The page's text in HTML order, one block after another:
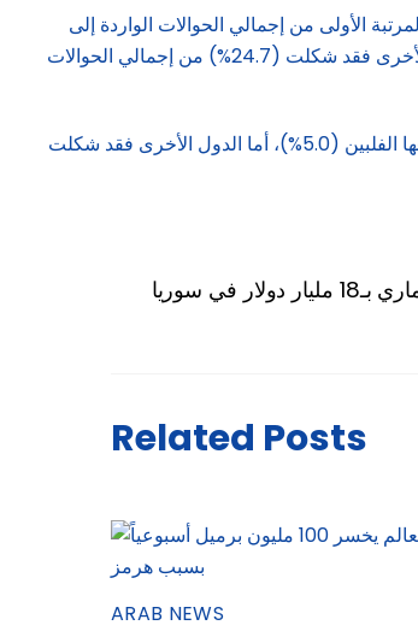
قد احتلت المرتبة الأولى من إجمالي الحوالات الواردة إلى
المملكة بنسبة 22.9%، تلتها الولايات المتحدة بنسبة (19.2%)، ثم المملكة العربية السعودية (18.3%)، يتبعها قطر (9.5%)، ثم الكويت (5.4%)، أما الدول الأخرى فقد شكلت (24.7%) من إجمالي الحوالات
وفيما يتعلق بالحوالات الصادرة، فتبين أن مصر تمثل الوجهة الرئيسة للحوالات الصادرة من المملكة؛ لتشكل ما نسبته 40.6%، تليها بنغلاديش (11.9%)، يتبعها الفلبين (5.0%)، أما الدول الأخرى فقد شكلت
في سوريا
Related Posts
ARAB NEWS